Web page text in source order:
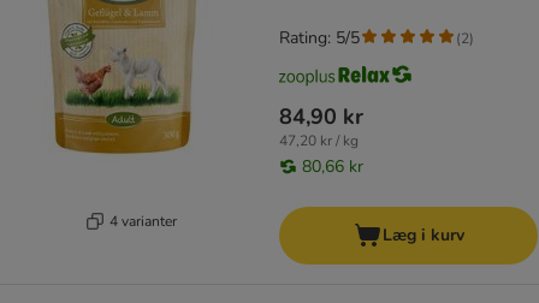
4 varianter
84,90 kr
47,20 kr / kg
80,66 kr
Rating: 5/5 (2)
Læg i kurv